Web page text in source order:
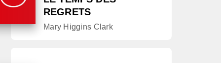
REGRETS
Mary Higgins Clark